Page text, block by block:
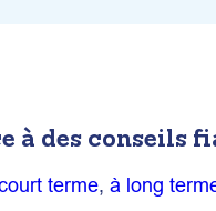
des conseils
terme, à long